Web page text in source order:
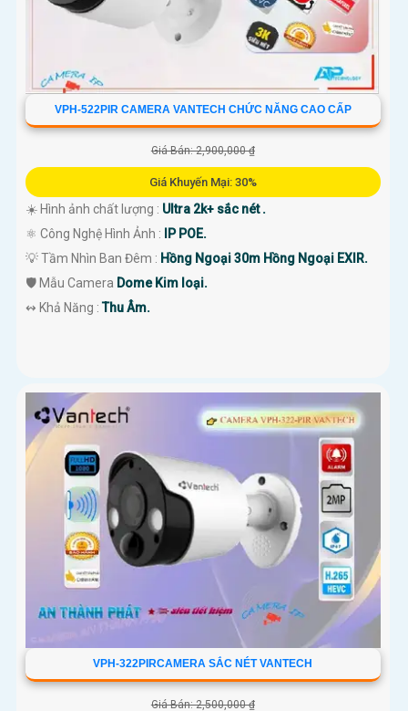
VPH-522PIR CAMERA VANTECH CHỨC NĂNG CAO CẤP
Giá Bán: 2,900,000 ₫
Giá Khuyến Mại: 30%
☀️ Hình ảnh chất lượng : Ultra 2k+ sắc nét .
⚛️ Công Nghệ Hình Ảnh :
IP POE.
💡 Tầm Nhìn Ban Đêm : Hồng Ngoại 30m Hồng Ngoại EXIR.
🛡 Mẫu Camera Dome Kim loại.
️↭ Khả Năng :Thu Âm.
VPH-322PIRCAMERA SẮC NÉT VANTECH
Giá Bán: 2,500,000 ₫